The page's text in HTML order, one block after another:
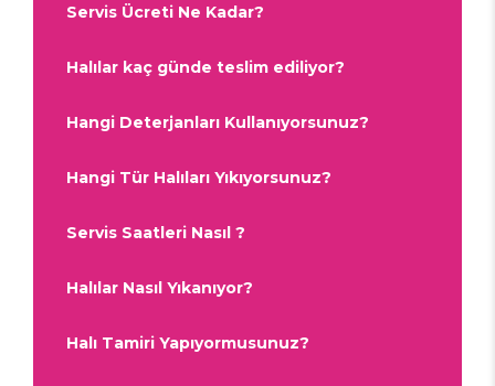
Servis Ücreti Ne Kadar?
Halılar kaç günde teslim ediliyor?
Hangi Deterjanları Kullanıyorsunuz?
Hangi Tür Halıları Yıkıyorsunuz?
Servis Saatleri Nasıl ?
Halılar Nasıl Yıkanıyor?
Halı Tamiri Yapıyormusunuz?